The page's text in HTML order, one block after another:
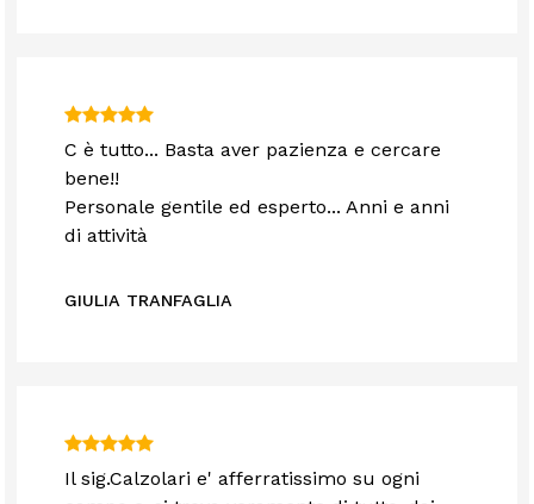
C è tutto... Basta aver pazienza e cercare
bene!!
Personale gentile ed esperto... Anni e anni
di attività
GIULIA TRANFAGLIA
Il sig.Calzolari e' afferratissimo su ogni